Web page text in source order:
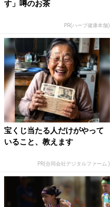
す」噂のお茶
PR(ハーブ健康本舗)
宝くじ当たる人だけがやって
いること、教えます
PR(合同会社デジタルファーム )